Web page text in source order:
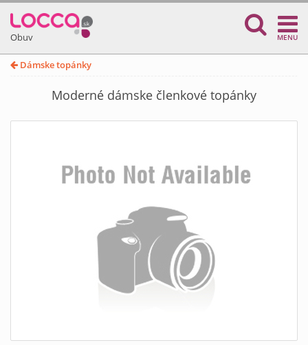
Obuv MENU
Dámske topánky
Moderné dámske členkové topánky